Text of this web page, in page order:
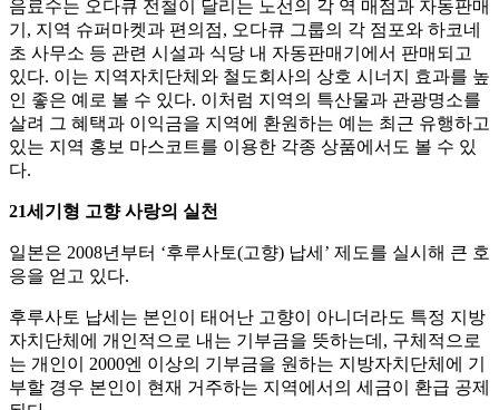
음료수는 오다큐 전철이 달리는 노선의 각 역 매점과 자동판매
기, 지역 슈퍼마켓과 편의점, 오다큐 그룹의 각 점포와 하코네
초 사무소 등 관련 시설과 식당 내 자동판매기에서 판매되고
있다. 이는 지역자치단체와 철도회사의 상호 시너지 효과를 높
인 좋은 예로 볼 수 있다. 이처럼 지역의 특산물과 관광명소를
살려 그 혜택과 이익금을 지역에 환원하는 예는 최근 유행하고
있는 지역 홍보 마스코트를 이용한 각종 상품에서도 볼 수 있
다.
21세기형 고향 사랑의 실천
일본은 2008년부터 ‘후루사토(고향) 납세’ 제도를 실시해 큰 호
응을 얻고 있다.
후루사토 납세는 본인이 태어난 고향이 아니더라도 특정 지방
자치단체에 개인적으로 내는 기부금을 뜻하는데, 구체적으로
는 개인이 2000엔 이상의 기부금을 원하는 지방자치단체에 기
부할 경우 본인이 현재 거주하는 지역에서의 세금이 환급 공제